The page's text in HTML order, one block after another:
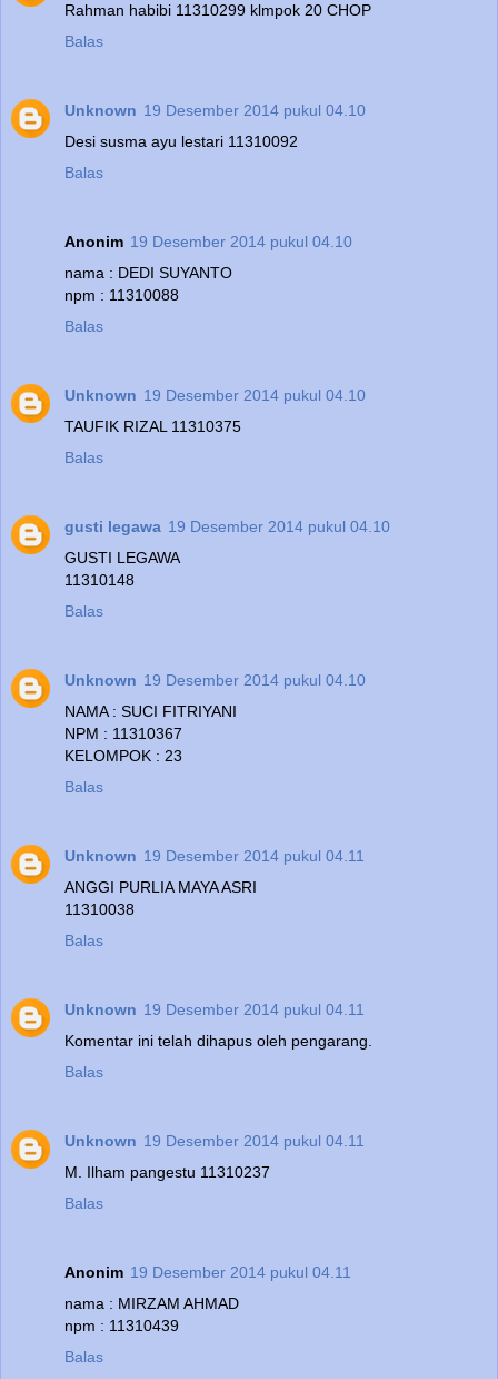
Rahman habibi 11310299 klmpok 20 CHOP
Balas
Unknown 19 Desember 2014 pukul 04.10
Desi susma ayu lestari 11310092
Balas
Anonim 19 Desember 2014 pukul 04.10
nama : DEDI SUYANTO
npm : 11310088
Balas
Unknown 19 Desember 2014 pukul 04.10
TAUFIK RIZAL 11310375
Balas
gusti legawa 19 Desember 2014 pukul 04.10
GUSTI LEGAWA
11310148
Balas
Unknown 19 Desember 2014 pukul 04.10
NAMA : SUCI FITRIYANI
NPM : 11310367
KELOMPOK : 23
Balas
Unknown 19 Desember 2014 pukul 04.11
ANGGI PURLIA MAYA ASRI
11310038
Balas
Unknown 19 Desember 2014 pukul 04.11
Komentar ini telah dihapus oleh pengarang.
Balas
Unknown 19 Desember 2014 pukul 04.11
M. Ilham pangestu 11310237
Balas
Anonim 19 Desember 2014 pukul 04.11
nama : MIRZAM AHMAD
npm : 11310439
Balas